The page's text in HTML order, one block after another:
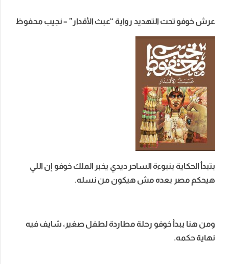
عرش خوفو تحت التهديد رواية “عبث الأقدار” – نجيب محفوظ
بتبدأ الحكاية بنبوءة الساحر ديدي يخبر الملك خوفو إن اللي
هيحكم مصر بعده مش هيكون من نسله.
ومن هنا يبدأ خوفو رحلة مطاردة لطفل صغير، شايف فيه
نهاية حكمه.